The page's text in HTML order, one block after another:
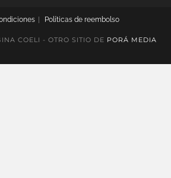
Políticas de reembolso
COELI - OTRO SITIO DE PORÁ MEDIA